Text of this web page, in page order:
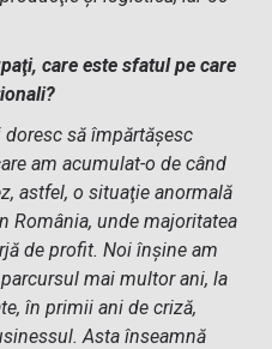
care este sfatul pe care
să împărtăşesc
am acumulat-o de când
astfel, o situaţie anormală
România, unde majoritatea
de profit. Noi înşine am
mai multor ani, la
în primii ani de criză,
Asta înseamnă